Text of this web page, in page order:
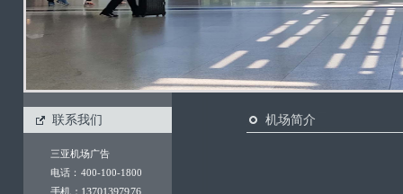
联系我们 机场简介